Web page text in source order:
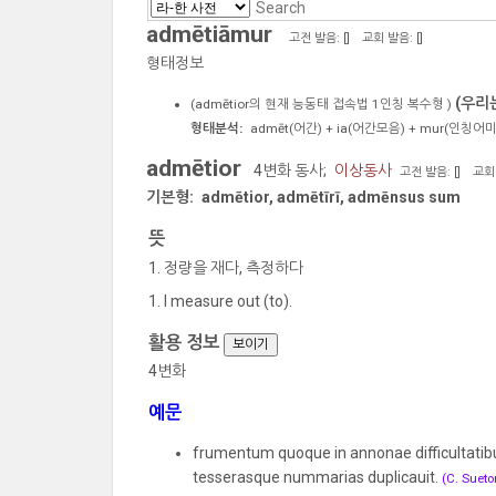
admētiāmur 고전 발음: [] 교회 발음: []
형태정보
(admētior의 현재 능동태 접속법 1인칭 복수형 ) (우리
형태분석: admēt(어간) + ia(어간모음) + mur(인칭어
admētior 4변화 동사; 이상동사 고전 발음: [] 교
기본형: admētior, admētīrī, admēnsus sum
뜻
정량을 재다, 측정하다
I measure out (to).
활용 정보 보이기
4변화
예문
frumentum quoque in annonae
tesserasque nummarias duplicauit. (C.